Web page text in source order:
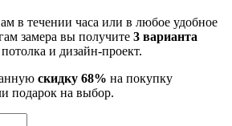
в течении часа или в любое удобное
замера вы получите 3 варианта
и дизайн-проект.
скидку 68% на покупку
подарок на выбор.